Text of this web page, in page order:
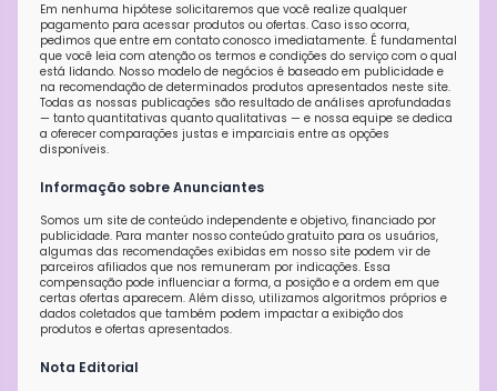
Em nenhuma hipótese solicitaremos que você realize qualquer
pagamento para acessar produtos ou ofertas. Caso isso ocorra,
pedimos que entre em contato conosco imediatamente. É fundamental
que você leia com atenção os termos e condições do serviço com o qual
está lidando. Nosso modelo de negócios é baseado em publicidade e
na recomendação de determinados produtos apresentados neste site.
Todas as nossas publicações são resultado de análises aprofundadas
— tanto quantitativas quanto qualitativas — e nossa equipe se dedica
a oferecer comparações justas e imparciais entre as opções
disponíveis.
Informação sobre Anunciantes
Somos um site de conteúdo independente e objetivo, financiado por
publicidade. Para manter nosso conteúdo gratuito para os usuários,
algumas das recomendações exibidas em nosso site podem vir de
parceiros afiliados que nos remuneram por indicações. Essa
compensação pode influenciar a forma, a posição e a ordem em que
certas ofertas aparecem. Além disso, utilizamos algoritmos próprios e
dados coletados que também podem impactar a exibição dos
produtos e ofertas apresentados.
Nota Editorial